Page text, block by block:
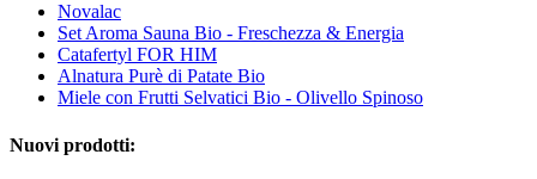
Novalac
Set Aroma Sauna Bio - Freschezza & Energia
Catafertyl FOR HIM
Alnatura Purè di Patate Bio
Miele con Frutti Selvatici Bio - Olivello Spinoso
Nuovi prodotti: